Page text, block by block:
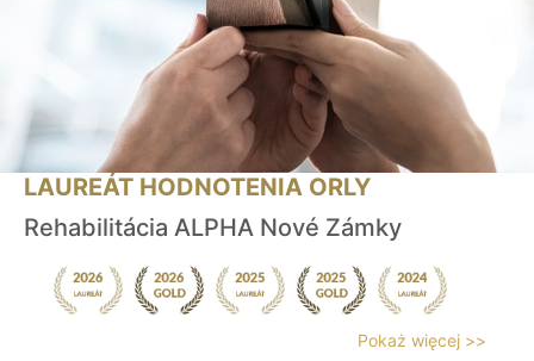
LAUREÁT HODNOTENIA ORLY
Rehabilitácia ALPHA Nové Zámky
Pokaż więcej >>